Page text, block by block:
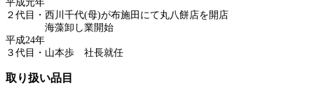
平成元年
２代目・西川千代(母)が布施田にて丸八餅店を開店
海藻卸し業開始
平成24年
３代目・山本歩 社長就任
取り扱い品目